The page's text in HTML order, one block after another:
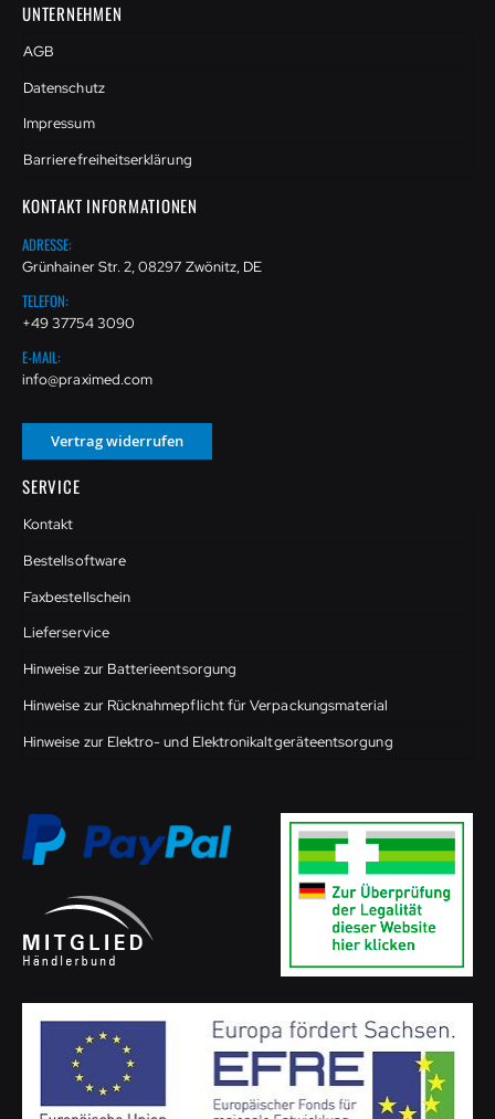
UNTERNEHMEN
AGB
Datenschutz
Impressum
Barrierefreiheitserklärung
KONTAKT INFORMATIONEN
ADRESSE:
Grünhainer Str. 2, 08297 Zwönitz, DE
TELEFON:
+49 37754 3090
E-MAIL:
info@praximed.com
Vertrag widerrufen
SERVICE
Kontakt
Bestellsoftware
Faxbestellschein
Lieferservice
Hinweise zur Batterieentsorgung
Hinweise zur Rücknahmepflicht für Verpackungsmaterial
Hinweise zur Elektro- und Elektronikaltgeräteentsorgung